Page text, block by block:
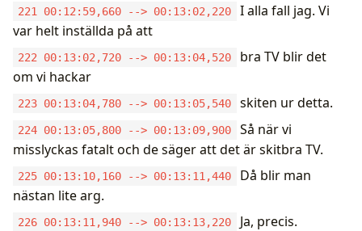
221 00:12:59,660 --> 00:13:02,220
I alla fall jag. Vi
var helt inställda på att
222 00:13:02,720 --> 00:13:04,520
bra TV blir det
om vi hackar
223 00:13:04,780 --> 00:13:05,540 skiten ur detta.
224 00:13:05,800 --> 00:13:09,900
Så när vi
misslyckas fatalt och de säger att det är skitbra TV.
225 00:13:10,160 --> 00:13:11,440
Då blir man
nästan lite arg.
226 00:13:11,940 --> 00:13:13,220 Ja, precis.